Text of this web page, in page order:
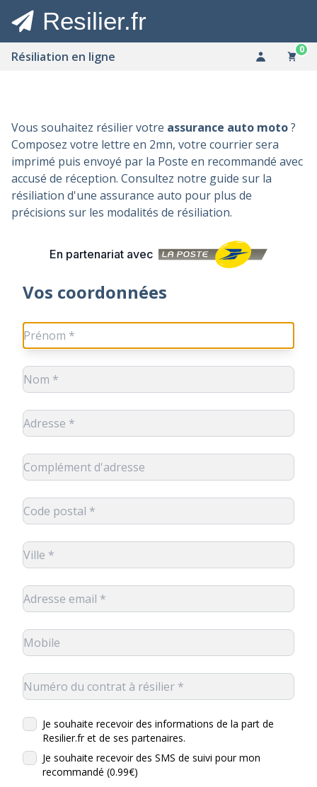
Resilier.fr
Résiliation en ligne 0
Vous souhaitez résilier votre assurance auto moto?
Composez votre lettre en 2mn, votre courrier sera
imprimé puis envoyé par la Poste en recommandé avec
accusé de réception. Consultez notre guide sur la
résiliation d'une assurance auto pour plus de
précisions sur les modalités de résiliation.
En partenariat avec
Vos coordonnées
Je souhaite recevoir des informations de la part de
Resilier.fr et de ses partenaires.
Je souhaite recevoir des SMS de suivi pour mon
recommandé (0.99€)